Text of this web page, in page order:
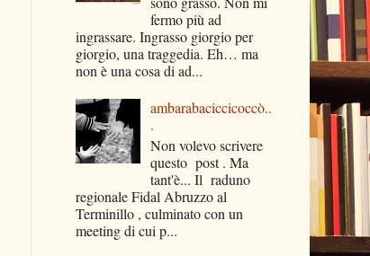
fermo più ad
ingrassare. Ingrasso giorgio per
giorgio, una traggedia. Eh… ma
non è una cosa di ad...
ambarabaciccicoccò..
.
Non volevo scrivere
questo post . Ma
tant'è... Il raduno
regionale Fidal Abruzzo al
Terminillo , culminato con un
meeting di cui p...